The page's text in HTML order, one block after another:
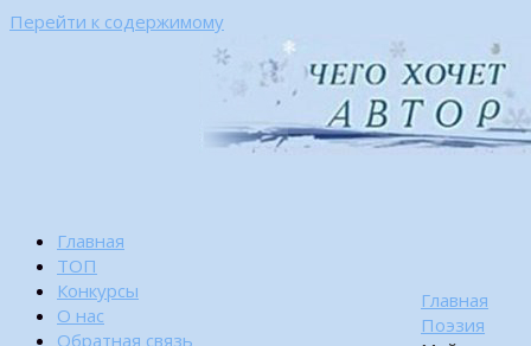
Перейти к содержимому
Главная
ТОП
Конкурсы
О нас
Обратная связь
Главная
Поэзия